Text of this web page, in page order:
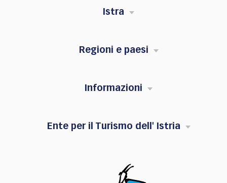
Istra
Regioni e paesi
Informazioni
Ente per il Turismo dell' Istria